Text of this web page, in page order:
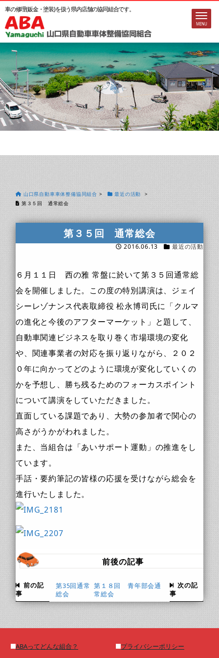
車の修理(鈑金・塗装)を扱う県内店舗の協同組合です。
MENU
山口県自動車車体整備協同組合 > 最近の活動
>
第３５回 通常総会
第３５回 通常総会
2016.06.13 最近の活動
６月１１日 西の雅 常盤に於いて第３５回通常総
会を開催しました。この度の特別講演は、ジェイ
シーレゾナンス代表取締役 松永博司氏に「クルマ
の進化と今後のアフターマーケット」と題して、
自動車関連ビジネスを取り巻く市場環境の変化
や、関連事業者の対応を振り返りながら、２０２
０年に向かってどのように環境が変化していくの
かを予想し、勝ち残るためのフォーカスポイント
について講演をしていただきました。
直面している課題であり、大勢の参加者で関心の
高さがうかがわれました。
また、当組合は「あいサポート運動」の推進をし
ています。
手話・要約筆記の皆様の応援を受けながら総会を
進行いたしました。
前後の記事
前の記
事
第35回通常
総会
次の記
事
第１８回 青年部会通
常総会
ABAってどんな組合？ プライバシーポリシー